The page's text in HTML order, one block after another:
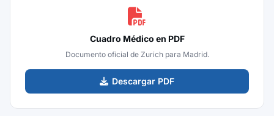
Cuadro Médico en PDF
Documento oficial de Zurich para Madrid.
Descargar PDF